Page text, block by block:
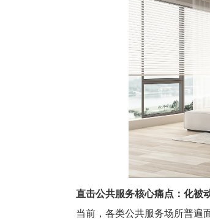
直击公共服务核心痛点：化被
当前，各类公共服务场所普遍